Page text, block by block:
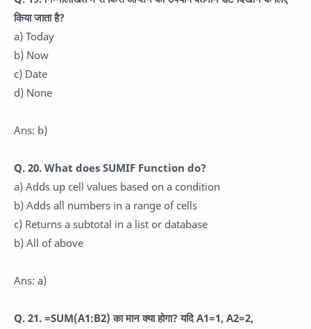
किया जाता है?
a) Today
b) Now
c) Date
d) None
Ans: b)
Q. 20. What does SUMIF Function do?
a) Adds up cell values based on a condition
b) Adds all numbers in a range of cells
c) Returns a subtotal in a list or database
b) All of above
Ans: a)
Q. 21. =SUM(A1:B2) का मान क्या होगा? यदि A1=1, A2=2,